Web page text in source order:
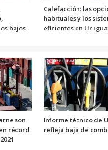
bajos
Calefacción: las
habituales y los
eficientes en
son
récord
Informe técnico de
refleja baja de